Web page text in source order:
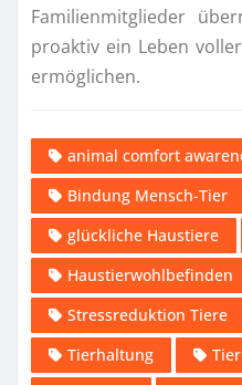
Familienmitglieder
proaktiv ein Leben
ermöglichen.
animal comfort
Bindung Mensch-Tier
glückliche Haustiere
Haustierwohlbefinden
Stressreduktion Tiere
Tierhaltung